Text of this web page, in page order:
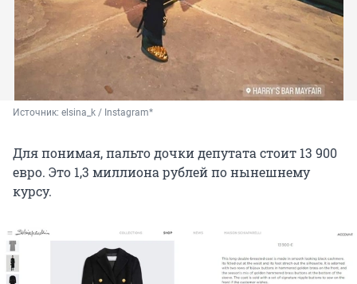
Источник: elsina_k / Instagram*
Для понимая, пальто дочки депутата стоит 13 900
евро. Это 1,3 миллиона рублей по нынешнему
курсу.